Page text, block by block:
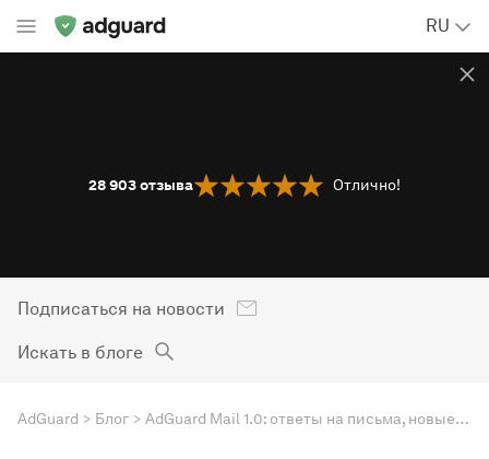
RU
28 903отзыва Отлично!
Подписаться на новости
Искать в блоге
AdGuard Блог AdGuard Mail 1.0: ответы на письма, новые домены, улучшения и подписка